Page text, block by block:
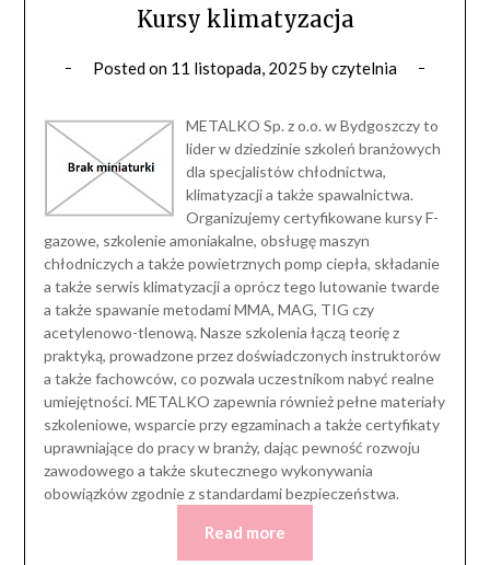
Kursy klimatyzacja
Posted on 11 listopada, 2025 byczytelnia
METALKO Sp. z o.o. w Bydgoszczy to
lider w dziedzinie szkoleń branżowych
dla specjalistów chłodnictwa,
klimatyzacji a także spawalnictwa.
Organizujemy certyfikowane kursy F-
gazowe, szkolenie amoniakalne, obsługę maszyn
chłodniczych a także powietrznych pomp ciepła, składanie
a także serwis klimatyzacji a oprócz tego lutowanie twarde
a także spawanie metodami MMA, MAG, TIG czy
acetylenowo-tlenową. Nasze szkolenia łączą teorię z
praktyką, prowadzone przez doświadczonych instruktorów
a także fachowców, co pozwala uczestnikom nabyć realne
umiejętności. METALKO zapewnia również pełne materiały
szkoleniowe, wsparcie przy egzaminach a także certyfikaty
uprawniające do pracy w branży, dając pewność rozwoju
zawodowego a także skutecznego wykonywania
obowiązków zgodnie z standardami bezpieczeństwa.
Read more